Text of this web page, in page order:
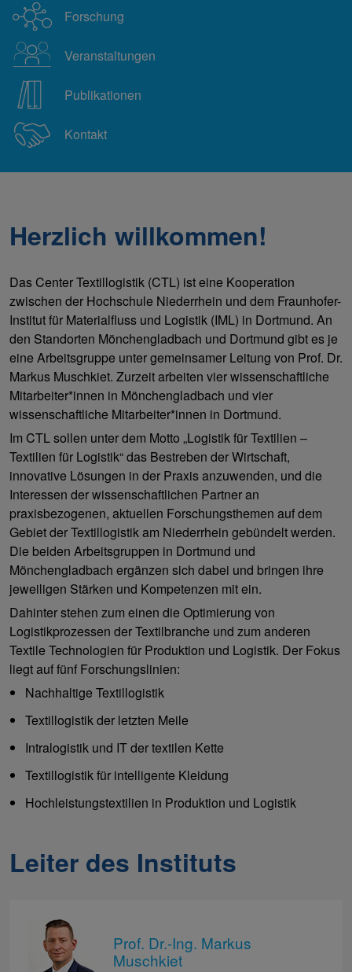
Forschung
Veranstaltungen
Publikationen
Kontakt
Herzlich willkommen!
Das Center Textillogistik (CTL) ist eine Kooperation
zwischen der Hochschule Niederrhein und dem Fraunhofer-
Institut für Materialfluss und Logistik (IML) in Dortmund. An
den Standorten Mönchengladbach und Dortmund gibt es je
eine Arbeitsgruppe unter gemeinsamer Leitung von Prof. Dr.
Markus Muschkiet. Zurzeit arbeiten vier wissenschaftliche
Mitarbeiter*innen in Mönchengladbach und vier
wissenschaftliche Mitarbeiter*innen in Dortmund.
Im CTL sollen unter dem Motto „Logistik für Textilien –
Textilien für Logistik“ das Bestreben der Wirtschaft,
innovative Lösungen in der Praxis anzuwenden, und die
Interessen der wissenschaftlichen Partner an
praxisbezogenen, aktuellen Forschungsthemen auf dem
Gebiet der Textillogistik am Niederrhein gebündelt werden.
Die beiden Arbeitsgruppen in Dortmund und
Mönchengladbach ergänzen sich dabei und bringen ihre
jeweiligen Stärken und Kompetenzen mit ein.
Dahinter stehen zum einen die Optimierung von
Logistikprozessen der Textilbranche und zum anderen
Textile Technologien für Produktion und Logistik. Der Fokus
liegt auf fünf Forschungslinien:
Nachhaltige Textillogistik
Textillogistik der letzten Meile
Intralogistik und IT der textilen Kette
Textillogistik für intelligente Kleidung
Hochleistungstextilien in Produktion und Logistik
Leiter des Instituts
Prof. Dr.-Ing. Markus
Muschkiet